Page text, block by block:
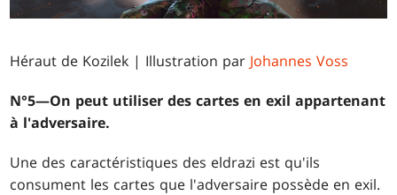
Héraut de Kozilek | Illustration par Johannes Voss
N°5—On peut utiliser des cartes en exil appartenant
à l'adversaire.
Une des caractéristiques des eldrazi est qu'ils
consument les cartes que l'adversaire possède en exil.